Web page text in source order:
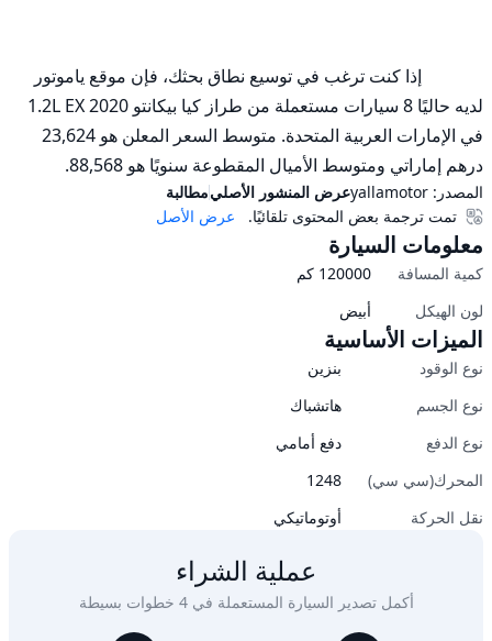
درهم إماراتي ومتوسط الأميال المقطوعة سنويًا هو 88,568.
المصدر: yallamotorعرض المنشور الأصليمطالبة
عرض الأصل
تمت ترجمة بعض المحتوى تلقائيًا.
معلومات السيارة
كمية المسافة 120000 كم
لون الهيكل
أبيض
الميزات الأساسية
نوع الوقود
بنزين
نوع الجسم
هاتشباك
نوع الدفع
دفع أمامي
المحرك(سي سي)
1248
نقل الحركة
أوتوماتيكي
عملية الشراء
أكمل تصدير السيارة المستعملة في 4 خطوات بسيطة